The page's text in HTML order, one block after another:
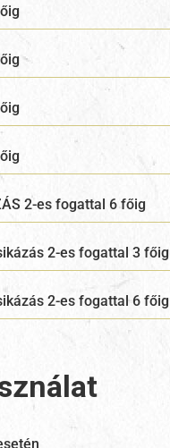
2-es fogattal 6 főig
2-es fogattal 3 főig
2-es fogattal 6 főig